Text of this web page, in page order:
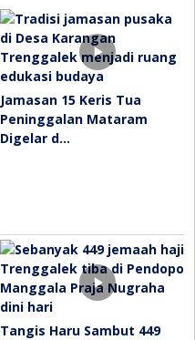
Jamasan 15 Keris Tua
Peninggalan Mataram
Digelar d…
Tangis Haru Sambut 449